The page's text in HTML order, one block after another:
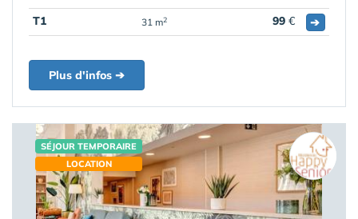
T1 31 m2 99 € ➔
Plus d'infos ➔
SÉJOUR TEMPORAIRE
LOCATION